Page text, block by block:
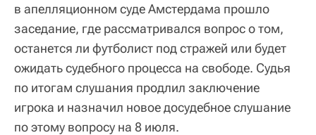
в апелляционном суде Амстердама прошло
заседание, где рассматривался вопрос о том,
останется ли футболист под стражей или будет
ожидать судебного процесса на свободе. Судья
по итогам слушания продлил заключение
игрока и назначил новое досудебное слушание
по этому вопросу на 8 июля.